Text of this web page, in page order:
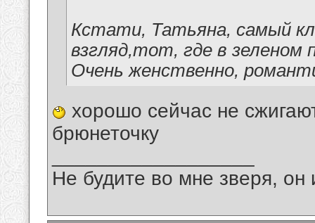
Кстати, Татьяна, самый
взгляд,тот, где в зеленом
Очень женственно,
хорошо сейчас не
брюнеточку
Не будите во мне зверя, он